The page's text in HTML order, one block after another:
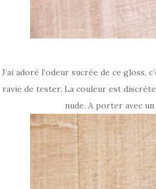
J’ai adoré l’odeur sucrée de ce gloss,
ravie de tester. La couleur est
nude.A porter avec